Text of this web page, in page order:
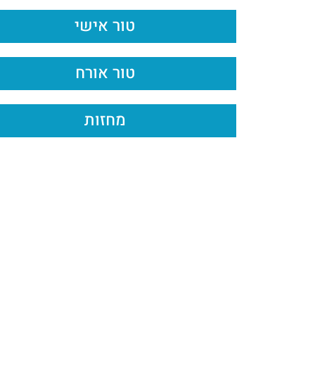
טור אישי
טור אורח
מחזות